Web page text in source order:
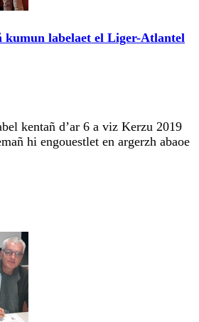
kumun labelaet el Liger-Atlantel
kentañ d’ar 6 a viz Kerzu 2019
hi engouestlet en argerzh abaoe